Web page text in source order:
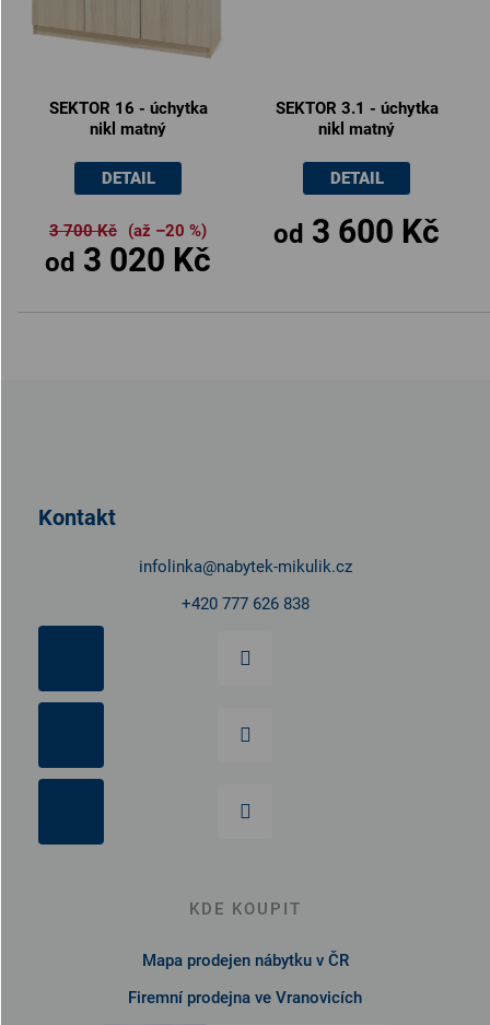
SEKTOR 16 - úchytka
nikl matný
od 3 020 Kč
3 700 Kč (až –20 %)
DETAIL
SEKTOR 3.1 - úchytka
nikl matný
od 3 600 Kč
DETAIL
Kontakt
infolinka@nabytek-mikulik.cz
+420 777 626 838
KDE KOUPIT
Mapa prodejen nábytku v ČR
Firemní prodejna ve Vranovicích